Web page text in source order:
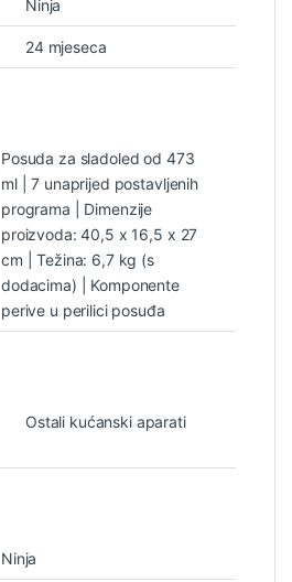
Ninja
24 mjeseca
Posuda za sladoled od 473
ml | 7 unaprijed postavljenih
programa | Dimenzije
proizvoda: 40,5 x 16,5 x 27
cm | Težina: 6,7 kg (s
dodacima) | Komponente
perive u perilici posuđa
Ostali kućanski aparati
Ninja